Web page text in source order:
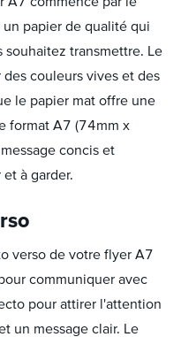
papier de qualité qui
souhaitez transmettre. Le
couleurs vives et des
le papier mat offre une
format A7 (74mm x
concis et
à garder.
verso de votre flyer A7
communiquer avec
pour attirer l'attention
un message clair. Le